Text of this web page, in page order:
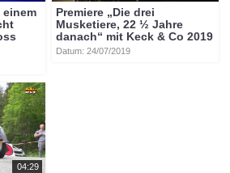
Premiere „Die drei
Musketiere, 22 ½ Jahre
danach“ mit Keck & Co 2019
Datum: 24/07/2019
04:29